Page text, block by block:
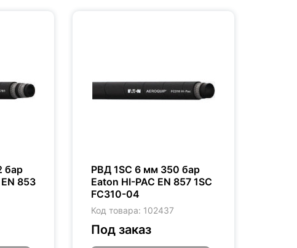
бар
853
РВД 1SC 6 мм 350 бар
Eaton HI-PAC EN 857 1SC
FC310-04
Код товара: 102437
Под заказ